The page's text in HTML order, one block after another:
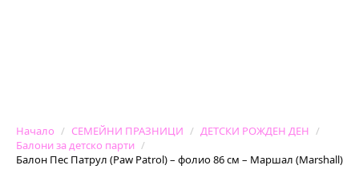
Начало СЕМЕЙНИ ПРАЗНИЦИ
ДЕТСКИ РОЖДЕН ДЕН
Балони за детско парти
Балон Пес Патрул (Paw Patrol) – фолио 86 см – Маршал (Marshall)